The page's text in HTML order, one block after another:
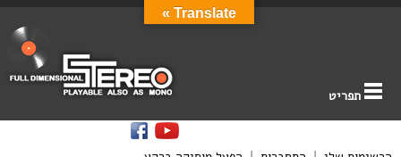
תפריט
Translate »